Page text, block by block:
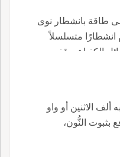
طاقة بانشطار نوى
انشطارًا متسلسلاً
الكفيلة بوقفه
الاثنين أو واو
بثبوت النُّون،